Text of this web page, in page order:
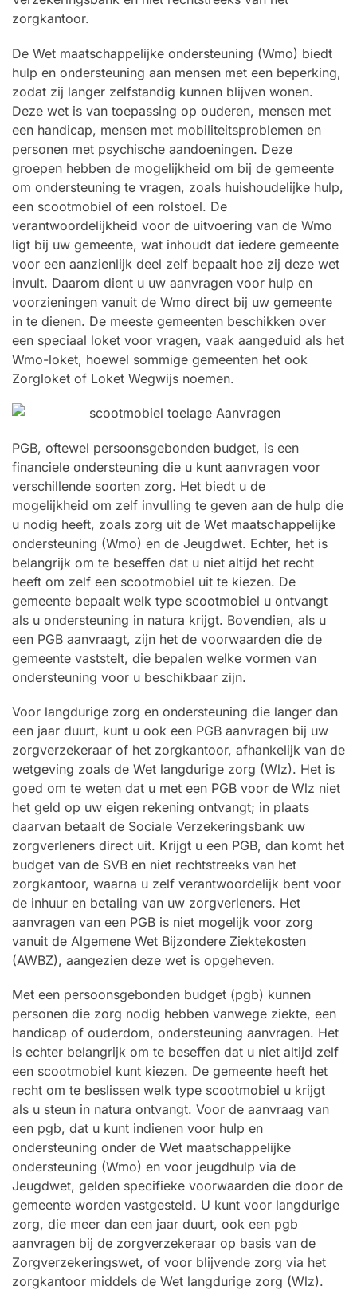
zorgkantoor.
De Wet maatschappelijke ondersteuning (Wmo) biedt
hulp en ondersteuning aan mensen met een beperking,
zodat zij langer zelfstandig kunnen blijven wonen.
Deze wet is van toepassing op ouderen, mensen met
een handicap, mensen met mobiliteitsproblemen en
personen met psychische aandoeningen. Deze
groepen hebben de mogelijkheid om bij de gemeente
om ondersteuning te vragen, zoals huishoudelijke hulp,
een scootmobiel of een rolstoel. De
verantwoordelijkheid voor de uitvoering van de Wmo
ligt bij uw gemeente, wat inhoudt dat iedere gemeente
voor een aanzienlijk deel zelf bepaalt hoe zij deze wet
invult. Daarom dient u uw aanvragen voor hulp en
voorzieningen vanuit de Wmo direct bij uw gemeente
in te dienen. De meeste gemeenten beschikken over
een speciaal loket voor vragen, vaak aangeduid als het
Wmo-loket, hoewel sommige gemeenten het ook
Zorgloket of Loket Wegwijs noemen.
PGB, oftewel persoonsgebonden budget, is een
financiele ondersteuning die u kunt aanvragen voor
verschillende soorten zorg. Het biedt u de
mogelijkheid om zelf invulling te geven aan de hulp die
u nodig heeft, zoals zorg uit de Wet maatschappelijke
ondersteuning (Wmo) en de Jeugdwet. Echter, het is
belangrijk om te beseffen dat u niet altijd het recht
heeft om zelf een scootmobiel uit te kiezen. De
gemeente bepaalt welk type scootmobiel u ontvangt
als u ondersteuning in natura krijgt. Bovendien, als u
een PGB aanvraagt, zijn het de voorwaarden die de
gemeente vaststelt, die bepalen welke vormen van
ondersteuning voor u beschikbaar zijn.
Voor langdurige zorg en ondersteuning die langer dan
een jaar duurt, kunt u ook een PGB aanvragen bij uw
zorgverzekeraar of het zorgkantoor, afhankelijk van de
wetgeving zoals de Wet langdurige zorg (Wlz). Het is
goed om te weten dat u met een PGB voor de Wlz niet
het geld op uw eigen rekening ontvangt; in plaats
daarvan betaalt de Sociale Verzekeringsbank uw
zorgverleners direct uit. Krijgt u een PGB, dan komt het
budget van de SVB en niet rechtstreeks van het
zorgkantoor, waarna u zelf verantwoordelijk bent voor
de inhuur en betaling van uw zorgverleners. Het
aanvragen van een PGB is niet mogelijk voor zorg
vanuit de Algemene Wet Bijzondere Ziektekosten
(AWBZ), aangezien deze wet is opgeheven.
Met een persoonsgebonden budget (pgb) kunnen
personen die zorg nodig hebben vanwege ziekte, een
handicap of ouderdom, ondersteuning aanvragen. Het
is echter belangrijk om te beseffen dat u niet altijd zelf
een scootmobiel kunt kiezen. De gemeente heeft het
recht om te beslissen welk type scootmobiel u krijgt
als u steun in natura ontvangt. Voor de aanvraag van
een pgb, dat u kunt indienen voor hulp en
ondersteuning onder de Wet maatschappelijke
ondersteuning (Wmo) en voor jeugdhulp via de
Jeugdwet, gelden specifieke voorwaarden die door de
gemeente worden vastgesteld. U kunt voor langdurige
zorg, die meer dan een jaar duurt, ook een pgb
aanvragen bij de zorgverzekeraar op basis van de
Zorgverzekeringswet, of voor blijvende zorg via het
zorgkantoor middels de Wet langdurige zorg (Wlz).